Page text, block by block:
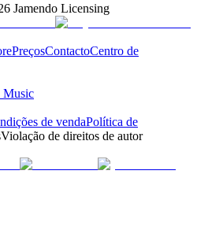
Jamendo Licensing
PreçosContactoCentro de
Music
de vendaPolítica de
Violação de direitos de autor